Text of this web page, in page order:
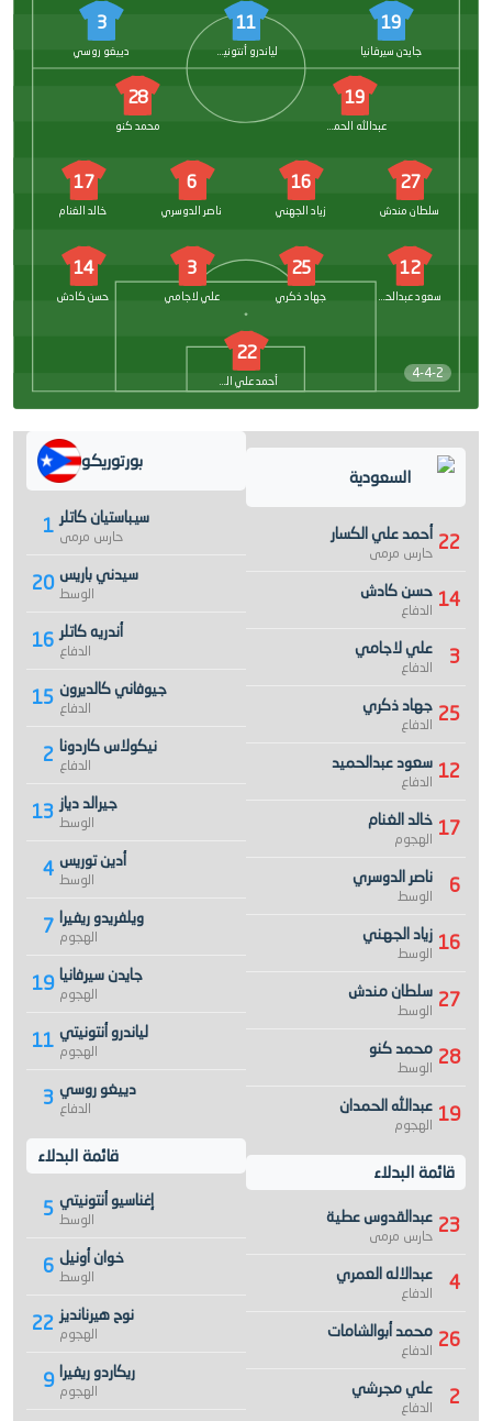
19
جايدن سيرفانيا
11
لياندرو أنتونيتي
3
دييغو روسي
4-4-2
19
عبدالله الحمدان
28
محمد كنو
27
سلطان مندش
16
زياد الجهني
6
ناصر الدوسري
17
خالد الغنام
12
سعود عبدالحميد
25
جهاد ذكري
3
علي لاجامي
14
حسن كادش
22
أحمد علي الكسار
بورتوريكو
1 سيباستيان كاتلر
حارس مرمى
20 سيدني باريس
الوسط
16 أندريه كاتلر
الدفاع
15 جيوفاني كالديرون
الدفاع
2 نيكولاس كاردونا
الدفاع
13 جيرالد دياز
الوسط
4 أدين توريس
الوسط
7 ويلفريدو ريفيرا
الهجوم
19 جايدن سيرفانيا
الهجوم
11 لياندرو أنتونيتي
الهجوم
3 دييغو روسي
الدفاع
قائمة البدلاء
5 إغناسيو أنتونيتي
الوسط
6 خوان أونيل
الوسط
22 نوح هيرنانديز
الهجوم
9 ريكاردو ريفيرا
الهجوم
السعودية
22 أحمد علي الكسار
حارس مرمى
14 حسن كادش
الدفاع
3 علي لاجامي
الدفاع
25 جهاد ذكري
الدفاع
12 سعود عبدالحميد
الدفاع
17 خالد الغنام
الهجوم
6 ناصر الدوسري
الوسط
16 زياد الجهني
الوسط
27 سلطان مندش
الوسط
28 محمد كنو
الوسط
19 عبدالله الحمدان
الهجوم
قائمة البدلاء
23 عبدالقدوس عطية
حارس مرمى
4 عبدالاله العمري
الدفاع
26 محمد أبوالشامات
الدفاع
2 علي مجرشي
الدفاع